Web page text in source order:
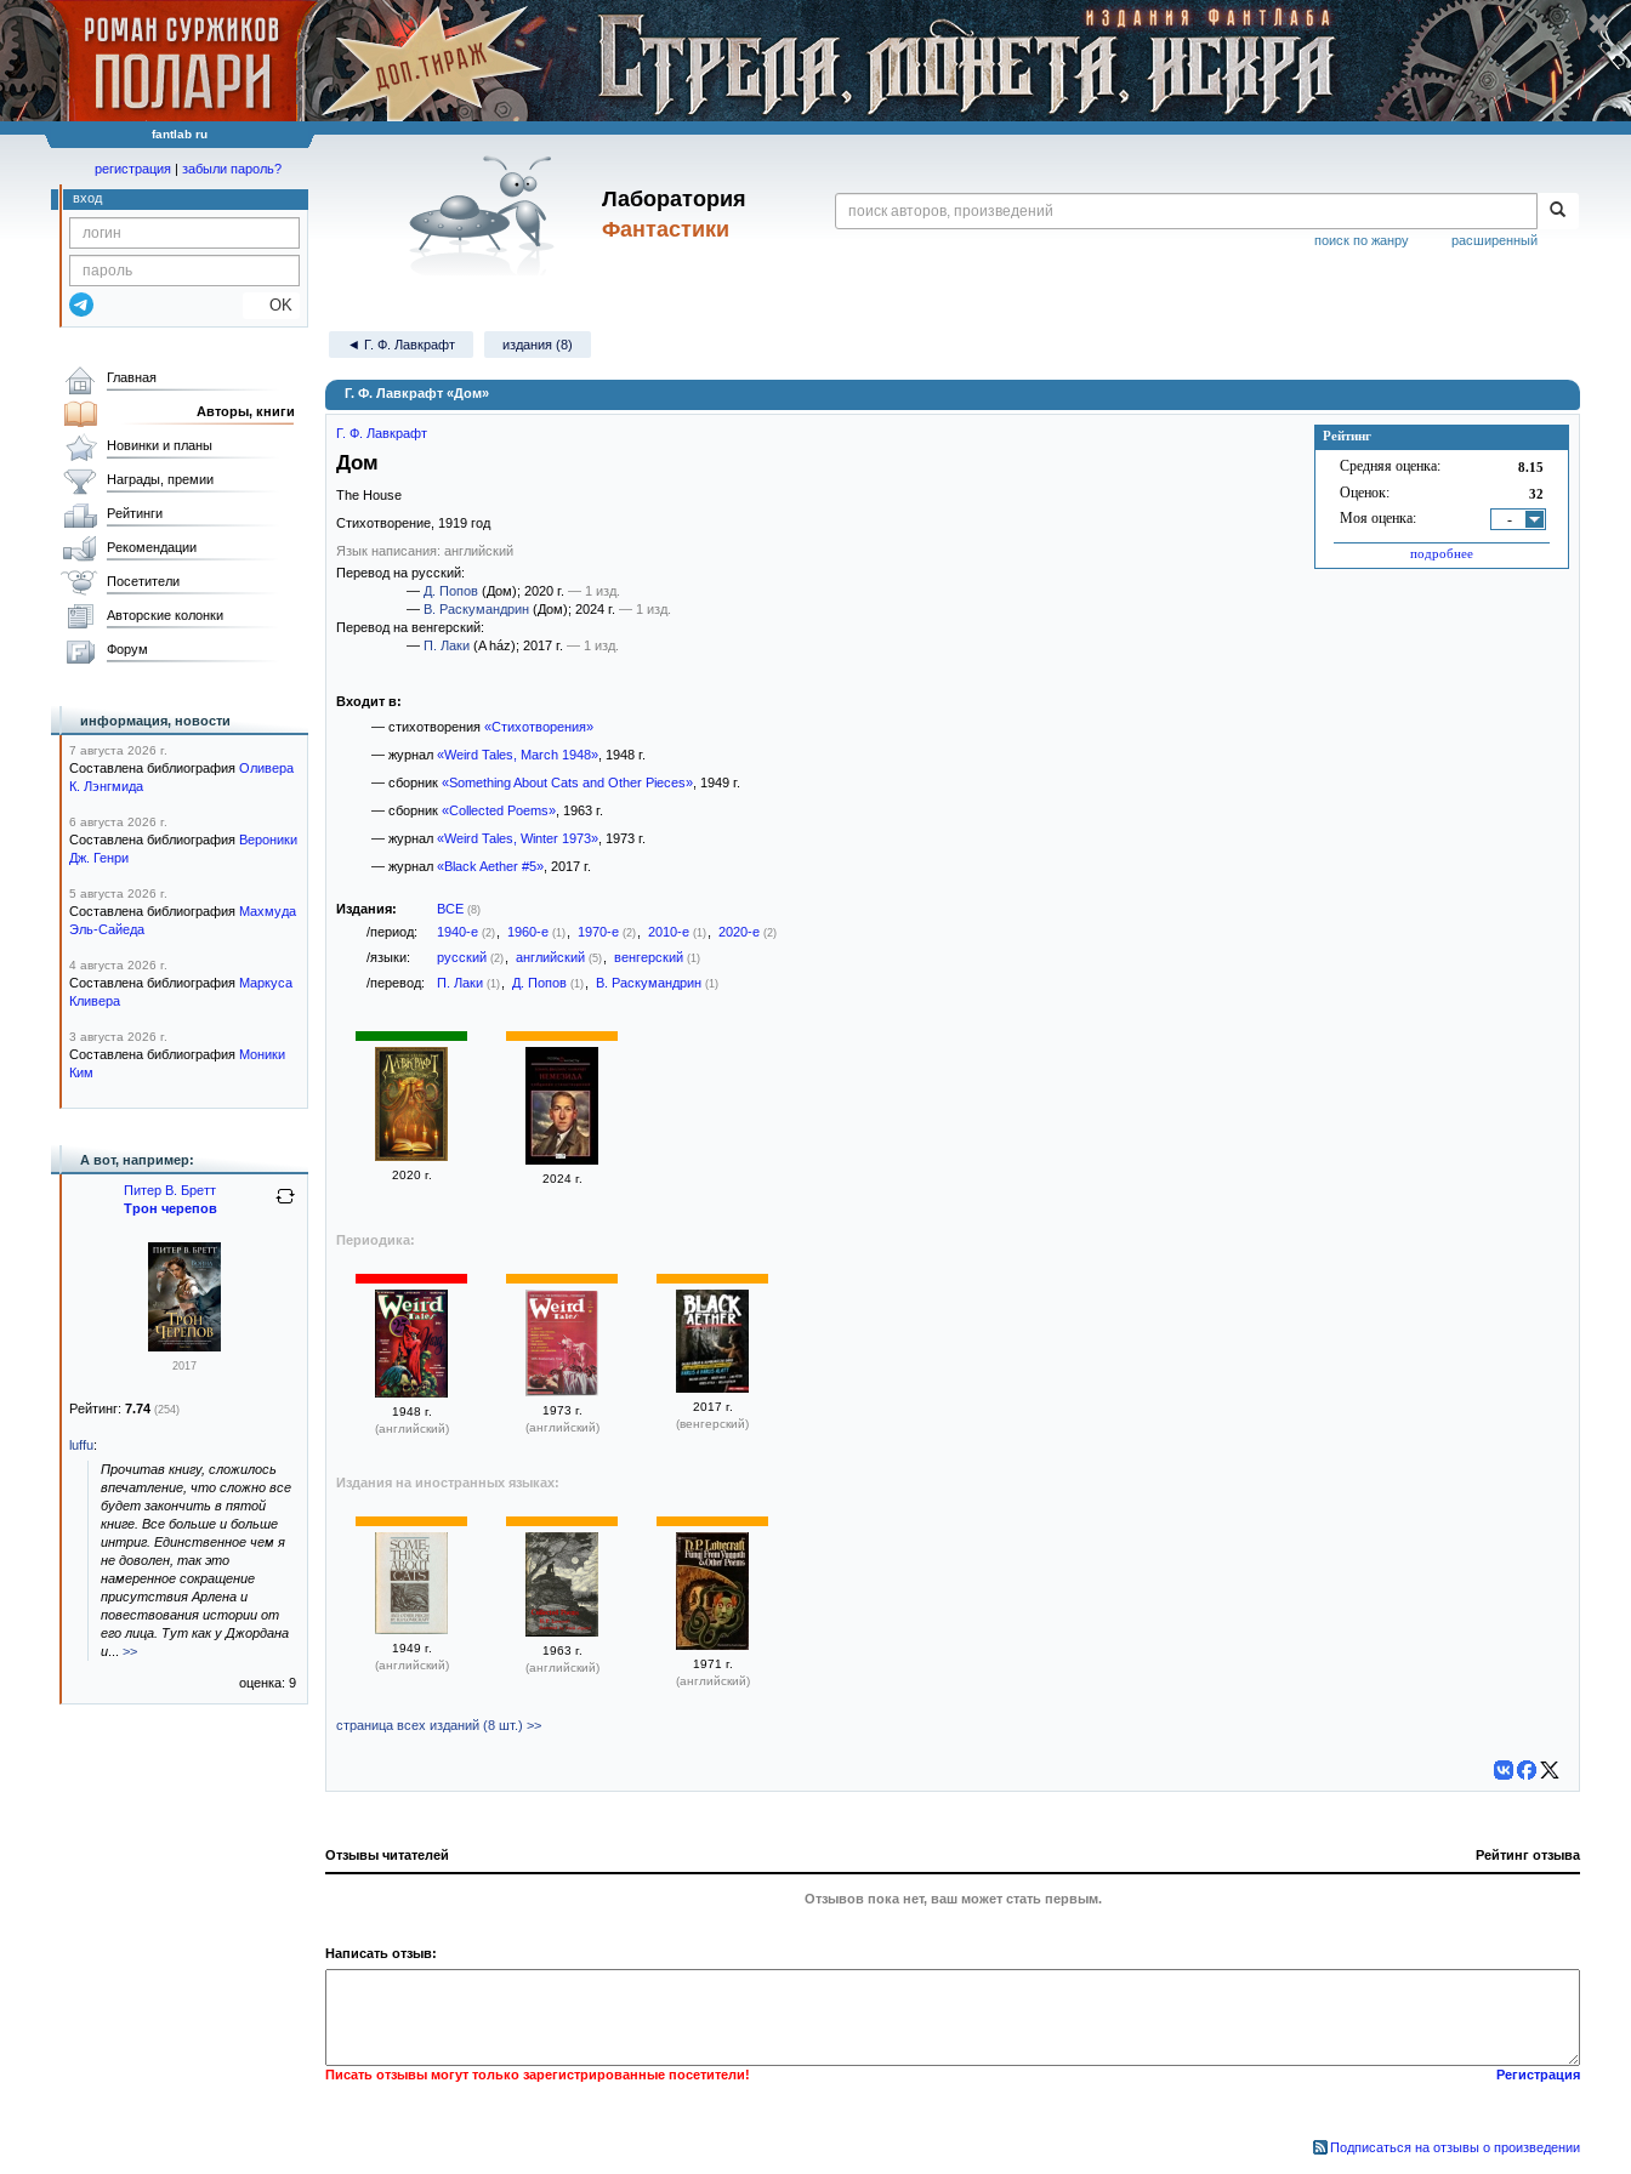
fantlab ru
Лаборатория
Фантастики
расширенный
поиск по жанру
регистрация | забыли пароль?
вход
OK
◄ Г. Ф. Лавкрафт издания (8)
Г. Ф. Лавкрафт «Дом»
Рейтинг
Средняя оценка: 8.15
Оценок: 32
Моя оценка: -
подробнее
Г. Ф. Лавкрафт
Дом
The House
Стихотворение, 1919 год
Язык написания: английский
Перевод на русский:
— Д. Попов (Дом); 2020 г. — 1 изд.
— В. Раскумандрин (Дом); 2024 г. — 1 изд.
Перевод на венгерский:
— П. Лаки (A ház); 2017 г. — 1 изд.
Входит в:
— стихотворения «Стихотворения»
— журнал «Weird Tales, March 1948», 1948 г.
— сборник «Something About Cats and Other Pieces», 1949 г.
— сборник «Collected Poems», 1963 г.
— журнал «Weird Tales, Winter 1973», 1973 г.
— журнал «Black Aether #5», 2017 г.
Издания: ВСЕ (8)
/период: 1940-е (2) 1960-е (1) 1970-е (2) 2010-е (1) 2020-е (2)
/языки: русский (2) английский (5) венгерский (1)
/перевод: П. Лаки (1) Д. Попов (1) В. Раскумандрин (1)
2020 г. 2024 г.
Периодика:
1948 г.
(английский)
1973 г.
(английский)
2017 г.
(венгерский)
Издания на иностранных языках:
1949 г.
(английский)
1963 г.
(английский)
1971 г.
(английский)
страница всех изданий (8 шт.) >>
Отзывы читателей Рейтинг отзыва
Отзывов пока нет, ваш может стать первым.
Написать отзыв:
Писать отзывы могут только зарегистрированные посетители! Регистрация
Подписаться на отзывы о произведении
Главная
Авторы, книги
Новинки и планы
Награды, премии
Рейтинги
Рекомендации
Посетители
Авторские колонки
Форум
информация, новости
7 августа 2026 г.
Составлена библиография Оливера
К. Лэнгмида
6 августа 2026 г.
Составлена библиография Вероники
Дж. Генри
5 августа 2026 г.
Составлена библиография Махмуда
Эль-Сайеда
4 августа 2026 г.
Составлена библиография Маркуса
Кливера
3 августа 2026 г.
Составлена библиография Моники
Ким
А вот, например:
Питер В. Бретт
Трон черепов
2017
Рейтинг: 7.74 (254)
luffu:
Прочитав книгу, сложилось
впечатление, что сложно все
будет закончить в пятой
книге. Все больше и больше
интриг. Единственное чем я
не доволен, так это
намеренное сокращение
присутствия Арлена и
повествования истории от
его лица. Тут как у Джордана
и
>>
оценка: 9